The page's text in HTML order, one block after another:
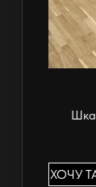
ХОЧУ